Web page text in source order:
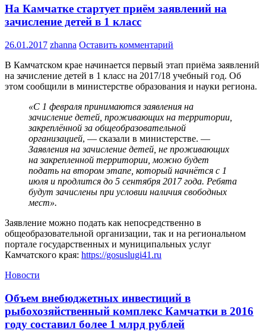
На Камчатке стартует приём заявлений на
зачисление детей в 1 класс
26.01.2017 zhanna Оставить комментарий
В Камчатском крае начинается первый этап приёма заявлений
на зачисление детей в 1 класс на 2017/18 учебный год. Об
этом сообщили в министерстве образования и науки региона.
«С 1 февраля принимаются заявления на
зачисление детей, проживающих на территории,
закреплённой за общеобразовательной
организацией, — сказали в министерстве. —
Заявления на зачисление детей, не проживающих
на закрепленной территории, можно будет
подать на втором этапе, который начнётся с 1
июля и продлится до 5 сентября 2017 года. Ребята
будут зачислены при условии наличия свободных
мест».
Заявление можно подать как непосредственно в
общеобразовательной организации, так и на региональном
портале государственных и муниципальных услуг
Камчатского края: https://gosuslugi41.ru
Новости
Объем внебюджетных инвестиций в
рыбохозяйственный комплекс Камчатки в 2016
году составил более 1 млрд рублей